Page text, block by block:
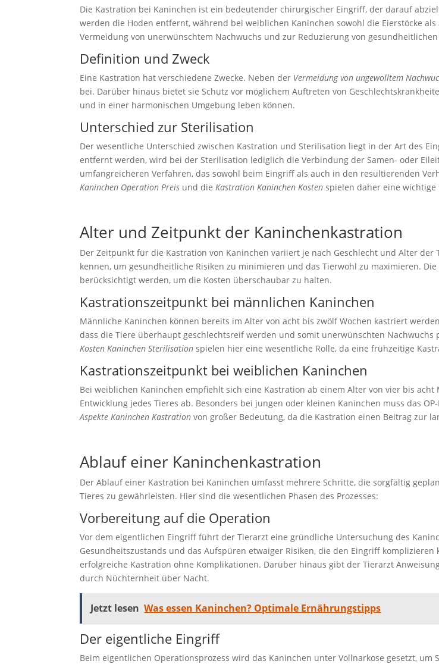
Die Kastration bei Kaninchen ist ein bedeutender chirurgischer Eingriff, der darauf
werden die Hoden entfernt, während bei weiblichen Kaninchen sowohl die Eierstöcke
Vermeidung von unerwünschtem Nachwuchs und zur Reduzierung von gesundheitlichen
Definition und Zweck
Eine Kastration hat verschiedene Zwecke. Neben der Vermeidung von ungewolltem
bei. Darüber hinaus bietet sie Schutz vor möglichem Auftreten von
und in einer harmonischen Umgebung leben können.
Unterschied zur Sterilisation
Der wesentliche Unterschied zwischen Kastration und Sterilisation liegt in der Art des
entfernt werden, wird bei der Sterilisation lediglich die Verbindung der Samen- oder
umfangreicheren Verfahren, das sowohl beim Eingriff als auch in den resultierenden
Kaninchen Operation Preis und die Kastration Kaninchen Kosten spielen daher eine
Alter und Zeitpunkt der Kaninchenkastration
Der Zeitpunkt für die Kastration von Kaninchen variiert je nach Geschlecht und Alter
kennen, um gesundheitliche Risiken zu minimieren und das Tierwohl zu maximieren. Die
berücksichtigt werden, um die Kosten überschaubar zu halten.
Kastrationszeitpunkt bei männlichen Kaninchen
Männliche Kaninchen können bereits im Alter von acht bis zwölf Wochen kastriert
dass die Tiere überhaupt geschlechtsreif werden und somit unerwünschten Nachwuchs
Kosten Kaninchen Sterilisation spielen hier eine wesentliche Rolle, da eine frühzeitige
Kastrationszeitpunkt bei weiblichen Kaninchen
Bei weiblichen Kaninchen empfiehlt sich eine Kastration ab einem Alter von vier bis
Entwicklung jedes Tieres ab. Besonders bei jungen oder kleinen Kaninchen muss das
Aspekte Kaninchen Kastration von großer Bedeutung, da die Kastration einen Beitrag zur
Ablauf einer Kaninchenkastration
Der Ablauf einer Kastration bei Kaninchen umfasst mehrere Schritte, die sorgfältig
Tieres zu gewährleisten. Hier sind die wesentlichen Phasen des Prozesses:
Vorbereitung auf die Operation
Vor dem eigentlichen Eingriff führt der Tierarzt eine gründliche Untersuchung des
Gesundheitszustands und das Aufspüren etwaiger Risiken, die den Eingriff
erfolgreiche Kastration ohne Komplikationen. Darüber hinaus gibt der Tierarzt
durch Nüchternheit über Nacht.
Jetzt lesen Was essen Kaninchen? Optimale Ernährungstipps
Der eigentliche Eingriff
Beim eigentlichen Operationsprozess wird das Kaninchen unter Vollnarkose gesetzt,